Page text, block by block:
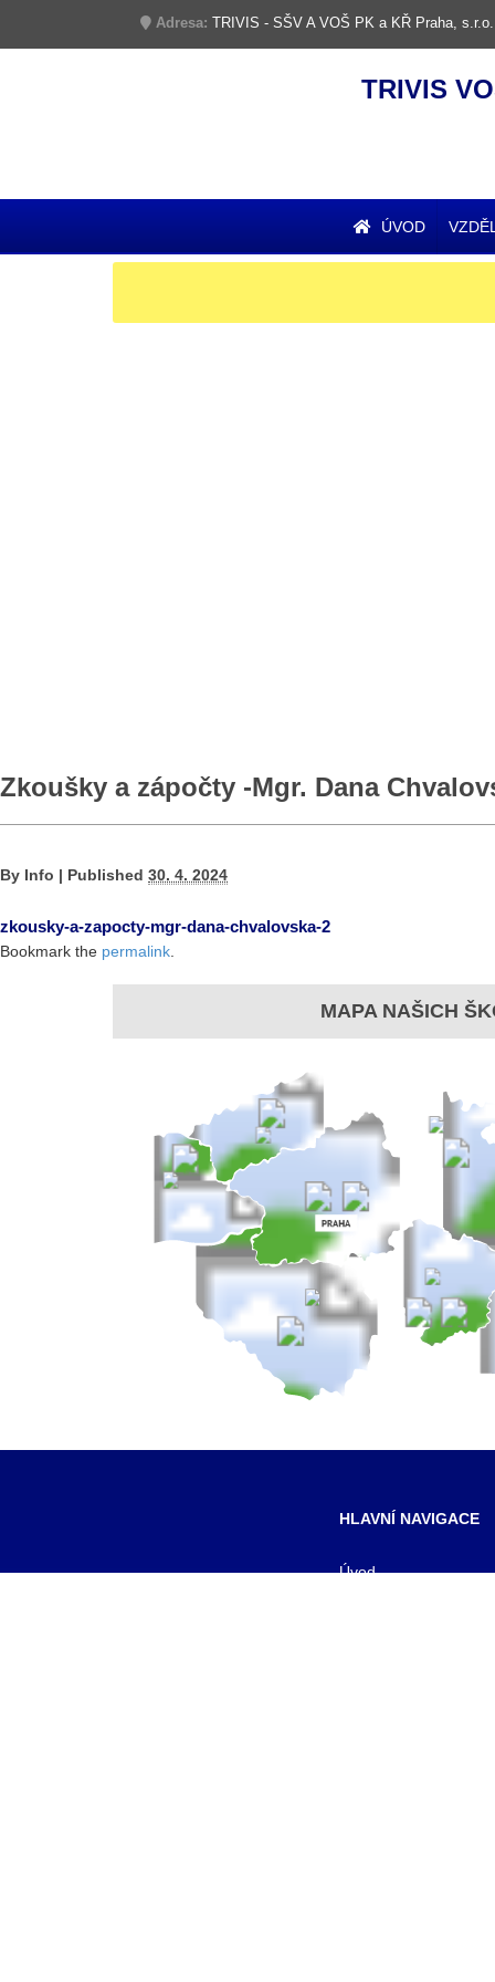
Adresa: TRIVIS - SŠV A VOŠ PK a KŘ Praha,
TRIVIS
ÚVOD
Zkoušky a zápočty -Mgr. Dana
By Info | Published 30. 4. 2024
zkousky-a-zapocty-mgr-dana-chvalovska-2
Bookmark the permalink
MAPA NAŠICH
HLAVNÍ NAVIGACE
Úvod